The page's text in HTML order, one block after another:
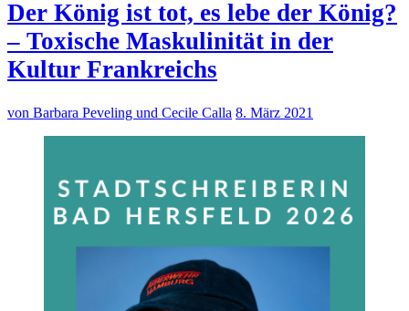
Der König ist tot, es lebe der König?
– Toxische Maskulinität in der
Kultur Frankreichs
von Barbara Peveling und Cecile Calla 8. März 2021